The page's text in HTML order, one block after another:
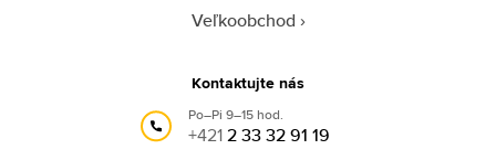
Veľkoobchod
Kontaktujte nás
Po–Pi 9–15 hod.
+4212 33 32 91 19